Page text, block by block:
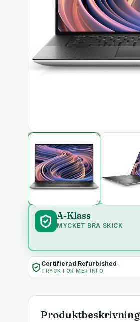
A-Klass
MYCKET BRA SKICK
Certifierad Refurbished
TRYCK FÖR MER INFO
Produktbeskrivning